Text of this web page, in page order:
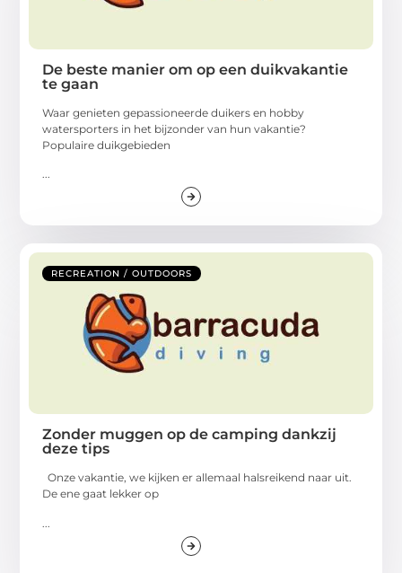
De beste manier om op een duikvakantie
te gaan
Waar genieten gepassioneerde duikers en hobby
watersporters in het bijzonder van hun vakantie?
Populaire duikgebieden
...
RECREATION / OUTDOORS
Zonder muggen op de camping dankzij
deze tips
Onze vakantie, we kijken er allemaal halsreikend naar uit.
De ene gaat lekker op